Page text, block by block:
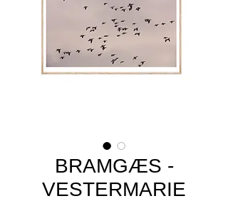
BRAMGÆS -
VESTERMARIE